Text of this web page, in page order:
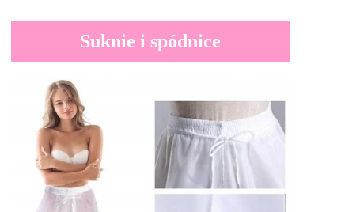
Suknie i spódnice